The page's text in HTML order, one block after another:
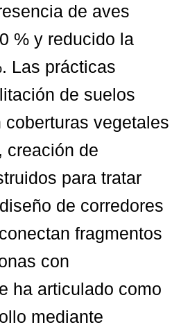
de aves
% y reducido la
Las prácticas
de suelos
coberturas vegetales
creación de
para tratar
de corredores
fragmentos
con
ha articulado como
mediante